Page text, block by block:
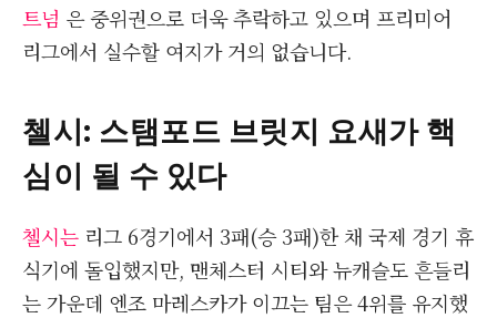
트넘 은 중위권으로 더욱 추락하고 있으며 프리미어
리그에서 실수할 여지가 거의 없습니다.
첼시: 스탬포드 브릿지 요새가 핵
심이 될 수 있다
첼시는 리그 6경기에서 3패(승 3패)한 채 국제 경기 휴
식기에 돌입했지만, 맨체스터 시티와 뉴캐슬도 흔들리
는 가운데 엔조 마레스카가 이끄는 팀은 4위를 유지했